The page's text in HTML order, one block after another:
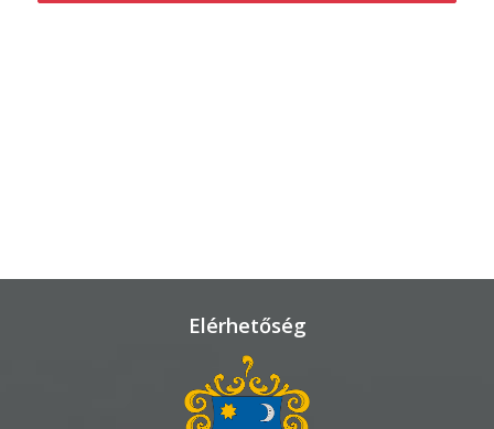
VÁROSRENDÉSZETElérhetőség